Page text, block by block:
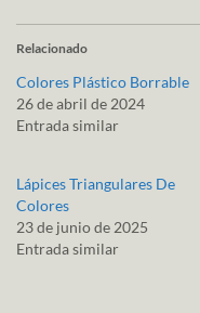
Relacionado
Colores Plástico Borrable
26 de abril de 2024
Entrada similar
Lápices Triangulares De
Colores
23 de junio de 2025
Entrada similar